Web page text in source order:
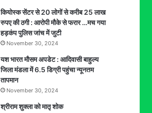
कियोस्क सेंटर से 20 लोगों से करीब 25 लाख
रुपए की ठगी : आरोपी मौके से फरार …मच गया
हड़कंप पुलिस जांच में जुटी
November 30, 2024
यश भारत मौसम अपडेट : आदिवासी बाहुल्य
जिला मंडला में 6.5 डिग्री पहुंचा न्यूनतम
तापमान
November 30, 2024
श्रीराम शुक्ला को मातृ शोक